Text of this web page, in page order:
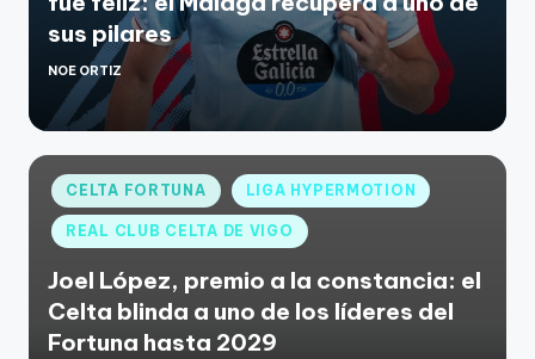
sus pilares
NOE ORTIZ
CELTA FORTUNA LIGA HYPERMOTION
REAL CLUB CELTA DE VIGO
Joel López, premio a la constancia: el
Celta blinda a uno de los líderes del
Fortuna hasta 2029